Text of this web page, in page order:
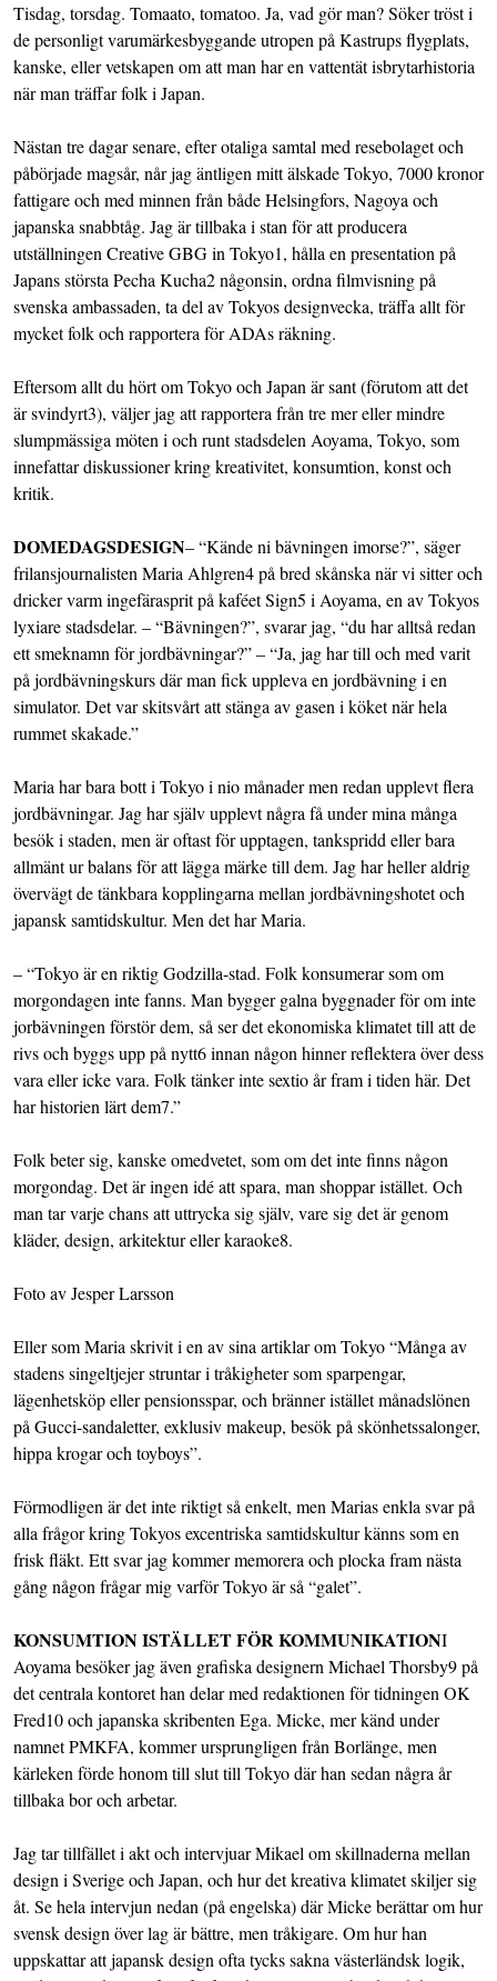
Tisdag, torsdag. Tomaato, tomatoo. Ja, vad gör man? Söker tröst i
de personligt varumärkesbyggande utropen på Kastrups flygplats,
kanske, eller vetskapen om att man har en vattentät isbrytarhistoria
när man träffar folk i Japan.
Nästan tre dagar senare, efter otaliga samtal med resebolaget och
påbörjade magsår, når jag äntligen mitt älskade Tokyo, 7000 kronor
fattigare och med minnen från både Helsingfors, Nagoya och
japanska snabbtåg. Jag är tillbaka i stan för att producera
utställningen Creative GBG in Tokyo1, hålla en presentation på
Japans största Pecha Kucha2 någonsin, ordna filmvisning på
svenska ambassaden, ta del av Tokyos designvecka, träffa allt för
mycket folk och rapportera för ADAs räkning.
Eftersom allt du hört om Tokyo och Japan är sant (förutom att det
ärsvindyrt3), väljer jag att rapportera från tre mer eller mindre
slumpmässiga möten i och runt stadsdelen Aoyama, Tokyo, som
innefattar diskussioner kring kreativitet, konsumtion, konst och
kritik.
DOMEDAGSDESIGN– “Kände ni bävningen imorse?”, säger
frilansjournalisten Maria Ahlgren4 på bred skånska när vi sitter och
dricker varm ingefärasprit på kaféetSign5 i Aoyama, en av Tokyos
lyxiare stadsdelar. – “Bävningen?”, svarar jag, “du har alltså redan
ett smeknamn för jordbävningar?” – “Ja, jag har till och med varit
på jordbävningskurs där man fick uppleva en jordbävning i en
simulator. Det var skitsvårt att stänga av gasen i köket när hela
rummet skakade.”
Maria har bara bott i Tokyo i nio månader men redan upplevt flera
jordbävningar. Jag har själv upplevt några få under mina många
besök i staden, men är oftast för upptagen, tankspridd eller bara
allmänt ur balans för att lägga märke till dem. Jag har heller aldrig
övervägt de tänkbara kopplingarna mellan jordbävningshotet och
japansk samtidskultur. Men det har Maria.
– “Tokyo är en riktig Godzilla-stad. Folk konsumerar som om
morgondagen inte fanns. Man bygger galna byggnader för om inte
jorbävningen förstör dem, så ser det ekonomiska klimatet till att de
rivs och byggs upp på nytt6 innan någon hinner reflektera över dess
vara eller icke vara. Folk tänker inte sextio år fram i tiden här. Det
har historien lärt dem7.”
Folk beter sig, kanske omedvetet, som om det inte finns någon
morgondag. Det är ingen idé att spara, man shoppar istället. Och
man tar varje chans att uttrycka sig själv, vare sig det är genom
kläder, design, arkitektur ellerkaraoke8.
Foto av Jesper Larsson
Eller som Maria skrivit i en av sina artiklar om Tokyo “Många av
stadens singeltjejer struntar i tråkigheter som sparpengar,
lägenhetsköp eller pensionsspar, och bränner istället månadslönen
på Gucci-sandaletter, exklusiv makeup, besök på skönhetssalonger,
hippa krogar och toyboys”.
Förmodligen är det inte riktigt så enkelt, men Marias enkla svar på
alla frågor kring Tokyos excentriska samtidskultur känns som en
frisk fläkt. Ett svar jag kommer memorera och plocka fram nästa
gång någon frågar mig varför Tokyo är så “galet”.
KONSUMTION ISTÄLLET FÖR KOMMUNIKATIONI
Aoyama besöker jag även grafiska designern Michael Thorsby9 på
det centrala kontoret han delar med redaktionen för tidningen OK
Fred10 och japanska skribenten Ega. Micke, mer känd under
namnet PMKFA, kommer ursprungligen från Borlänge, men
kärleken förde honom till slut till Tokyo där han sedan några år
tillbaka bor och arbetar.
Jag tar tillfället i akt och intervjuar Mikael om skillnaderna mellan
design i Sverige och Japan, och hur det kreativa klimatet skiljer sig
åt. Se hela intervjun nedan (på engelska) där Micke berättar om hur
svensk design över lag är bättre, men tråkigare. Om hur han
uppskattar att japansk design ofta tycks sakna västerländsk logik,